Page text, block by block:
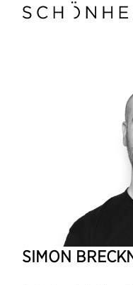
SIMON